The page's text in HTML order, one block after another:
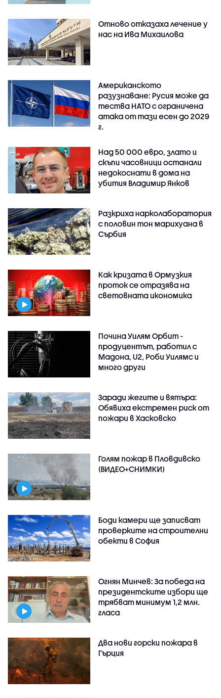
Отново отказаха лечение у
нас на Ива Михаилова
Американското
разузнаване: Русия може да
тества НАТО с ограничена
атака от тази есен до 2029
г.
Над 50 000 евро, злато и
скъпи часовници останали
недокоснати в дома на
убития Владимир Янков
Разкриха нарколаборатория
с половин тон марихуана в
Сърбия
Как кризата в Ормузкия
проток се отразява на
световната икономика
Почина Уилям Орбит -
продуцентът, работил с
Мадона, U2, Роби Уилямс и
много други
Заради жегите и вятъра:
Обявиха екстремен риск от
пожари в Хасковско
Голям пожар в Пловдивско
(ВИДЕО+СНИМКИ)
Боди камери ще записват
проверките на строителни
обекти в София
Огнян Минчев: За победа на
президентските избори ще
трябват минимум 1,2 млн.
гласа
Два нови горски пожара в
Гърция